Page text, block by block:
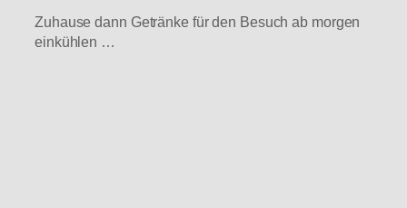
Zuhause dann Getränke für den Besuch ab morgen
einkühlen …